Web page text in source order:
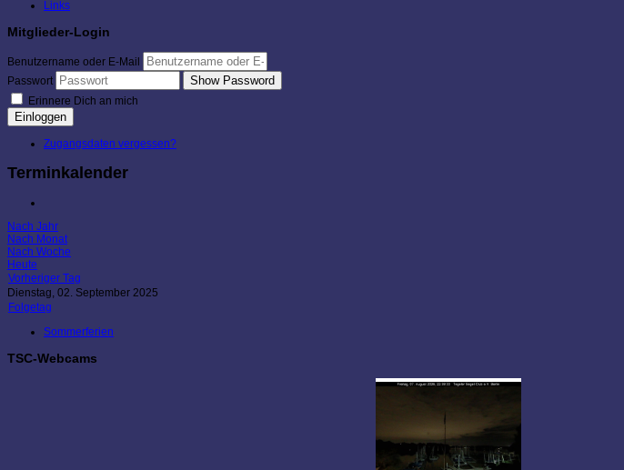
Links
Mitglieder-Login
Benutzername oder E-Mail
Passwort
Show Password
Erinnere Dich an mich
Einloggen
Zugangsdaten vergessen?
Terminkalender
Nach Jahr
Nach Monat
Nach Woche
Heute
Vorheriger Tag
Dienstag, 02. September 2025
Folgetag
Sommerferien
TSC-Webcams